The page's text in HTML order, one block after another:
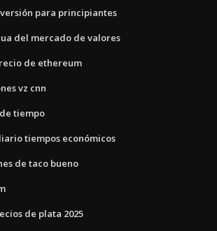
para principiantes
del mercado de valores
de ethereum
vz cnn
tiempo
tiempos económicos
de taco bueno
de plata 2025